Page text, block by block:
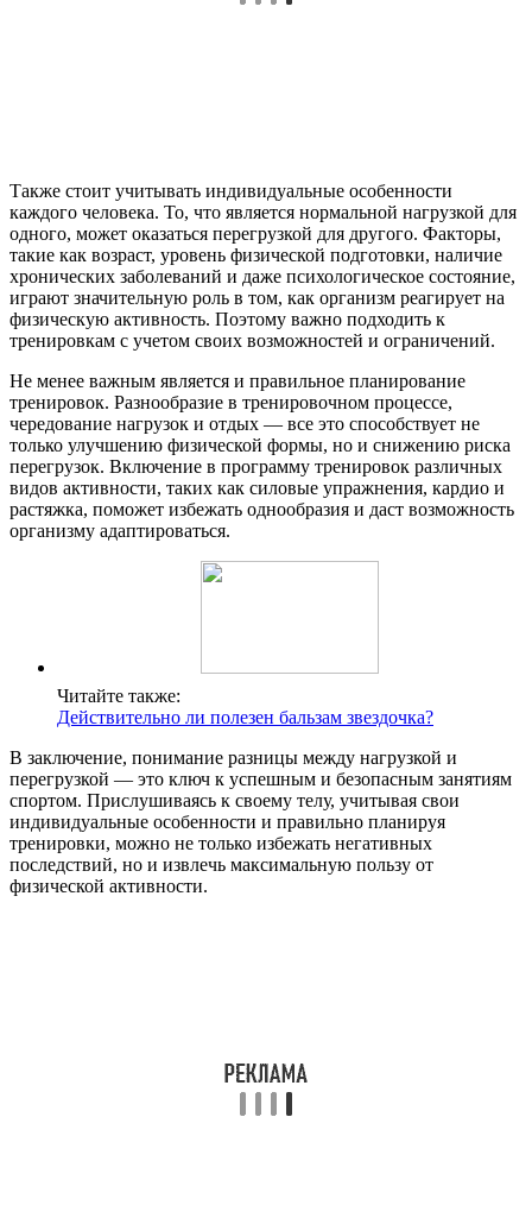
Также стоит учитывать индивидуальные особенности
каждого человека. То, что является нормальной нагрузкой для
одного, может оказаться перегрузкой для другого. Факторы,
такие как возраст, уровень физической подготовки, наличие
хронических заболеваний и даже психологическое состояние,
играют значительную роль в том, как организм реагирует на
физическую активность. Поэтому важно подходить к
тренировкам с учетом своих возможностей и ограничений.
Не менее важным является и правильное планирование
тренировок. Разнообразие в тренировочном процессе,
чередование нагрузок и отдых — все это способствует не
только улучшению физической формы, но и снижению риска
перегрузок. Включение в программу тренировок различных
видов активности, таких как силовые упражнения, кардио и
растяжка, поможет избежать однообразия и даст возможность
организму адаптироваться.
Читайте также:
Действительно ли полезен бальзам звездочка?
В заключение, понимание разницы между нагрузкой и
перегрузкой — это ключ к успешным и безопасным занятиям
спортом. Прислушиваясь к своему телу, учитывая свои
индивидуальные особенности и правильно планируя
тренировки, можно не только избежать негативных
последствий, но и извлечь максимальную пользу от
физической активности.